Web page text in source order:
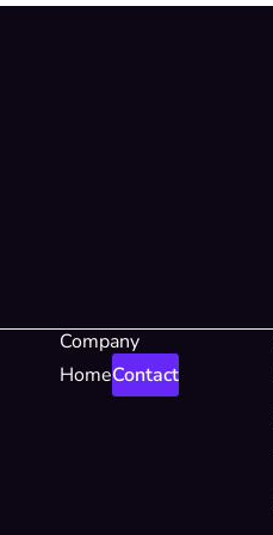
Company
HomeContact